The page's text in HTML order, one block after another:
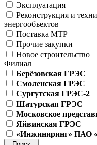
Эксплуатация
Реконструкция и
энергообъектов
Поставка МТР
Прочие закупки
Новое строительство
Филиал
Берёзовская ГРЭС
Смоленская ГРЭС
Сургутская ГРЭС-2
Шатурская ГРЭС
Московское
Яйвинская ГРЭС
«Инжиниринг» ПАО